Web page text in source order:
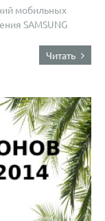
мобильных
SAMSUNG
Читать